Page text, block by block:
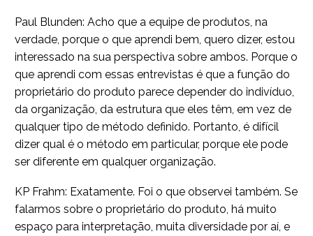
Paul Blunden: Acho que a equipe de produtos, na
verdade, porque o que aprendi bem, quero dizer, estou
interessado na sua perspectiva sobre ambos. Porque o
que aprendi com essas entrevistas é que a função do
proprietário do produto parece depender do indivíduo,
da organização, da estrutura que eles têm, em vez de
qualquer tipo de método definido. Portanto, é difícil
dizer qual é o método em particular, porque ele pode
ser diferente em qualquer organização.
KP Frahm: Exatamente. Foi o que observei também. Se
falarmos sobre o proprietário do produto, há muito
espaço para interpretação, muita diversidade por aí, e